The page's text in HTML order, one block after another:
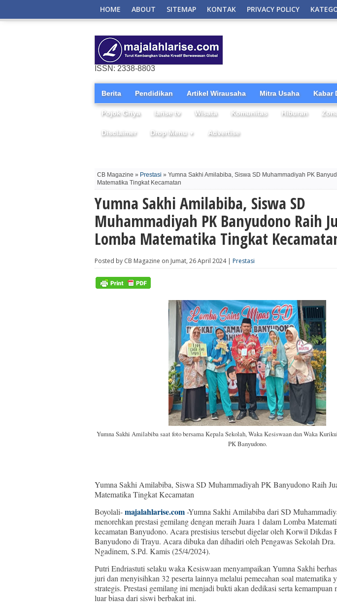
HOME ABOUT SITEMAP KONTAK PRIVACY POLICY
ISSN: 2338-8803
Berita Pendidikan Artikel Wirausaha Mitra Usaha Kabar
Pojok Griya larise tv Wisata Komunitas Hiburan
Disclaimer Drop Menu ▼ Advertise
CB Magazine » Prestasi » Yumna Sakhi Amilabiba, Siswa SD Muhammadiyah PK
Matematika Tingkat Kecamatan
Yumna Sakhi Amilabiba, Siswa SD
Muhammadiyah PK Banyudono Raih
Lomba Matematika Tingkat
Posted by CB Magazine on Jumat, 26 April 2024 | Prestasi
Yumna Sakhi Amilabiba saat foto bersama Kepala Sekolah, Waka Kesiswaan dan Waka
PK Banyudono.
Yumna Sakhi Amilabiba, Siswa SD Muhammadiyah PK Banyudono Raih
Matematika Tingkat Kecamatan
Boyolali-majalahlarise.com-Yumna Sakhi Amilabiba dari SD
menorehkan prestasi gemilang dengan meraih Juara 1 dalam Lomba
kecamatan Banyudono. Acara prestisius tersebut digelar oleh Korwil Dikdas
Banyudono di Trayu. Acara dibuka dan dihadiri oleh Pengawas Sekolah
Ngadinem, S.Pd. Kamis (25/4/2024).
Putri Endriastuti selaku waka Kesiswaan menyampaikan Yumna Sakhi
juri dan menyisihkan 32 peserta lainnya melalui pemecahan soal matematika
strategis. Prestasi gemilang ini menjadi bukti akan dedikasi serta kemampuan
luar biasa dari siswi berbakat ini.